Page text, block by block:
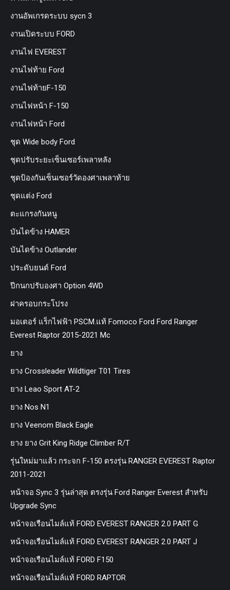
งานอัพเกรดระบบ sycn 3
งานเปิดระบบ FORD
งานไฟ EVEREST
งานไฟท้าย Ford
งานไฟท้ายF-150
งานไฟหน้า F-150
งานไฟหน้า Ford
ชุด Wide body Ford
ชุดปรับระยะเซ็นเซอร์เพลาหลัง
ชุดป้องกันเซ็นเซอร์วัดองศาเพลาท้าย
ชุดแต่ง Ford
ตะแกรงกันหนู
บันไดข้าง HAMER
บันไดข้าง Outlander
ประดับยนต์ Ford
ปีกนกปรับองศา Option 4WD
ฝาครอบกระโปรง
มอเตอร์ แร็กไฟฟ้า PSCM.แท้ Fomoco Ford Ford Ranger
Everest Raptor 2015-2021 Mc
ยาง
ยาง Crossleader Wildtiger T01 Tires
ยาง Leao Sport AT-2
ยาง Nos N1
ยาง Veenom Black Eagle
ยาง ยาง Grit King Ridge Climber R/T
รุ่นใหม่มาแล้ว กระจก F-150 ตรงรุ่น RANGER EVEREST Raptor
2011-2021
หน้าจอ Sync 3 รุ่นล่าสุด ตรงรุ่น Ford Ranger Everest สำหรับ
Upgrade Sync
หน้าจอเรือนไมล์แท้ FORD EVEREST RANGER 2.0 PART G
หน้าจอเรือนไมล์แท้ FORD EVEREST RANGER 2.0 PART J
หน้าจอเรือนไมล์แท้ FORD F150
หน้าจอเรือนไมล์แท้ FORD RAPTOR